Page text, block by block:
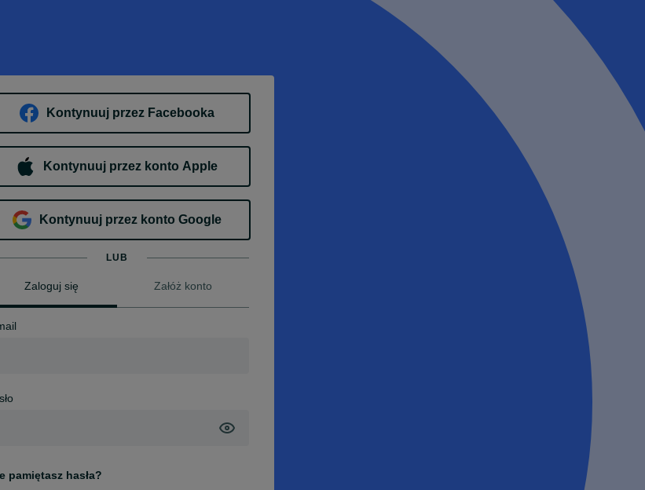
Kontynuuj przez Facebooka
Kontynuuj przez konto Apple
Kontynuuj przez konto Google
LUB
Zaloguj się Załóż konto
pamiętasz hasła?